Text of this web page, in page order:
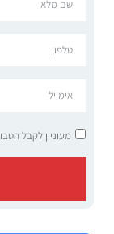
מעוניין לקבל